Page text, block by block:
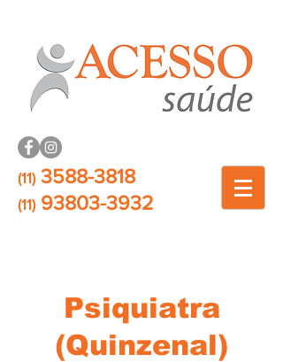
(11)3588-3818
(11)93803-3932
Psiquiatra
(Quinzenal)